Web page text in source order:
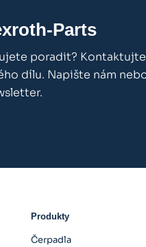
Parts
poradit?
dílu. Napište nám
Produkty
Čerpadla